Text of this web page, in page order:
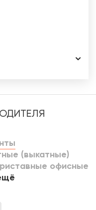
(выкатные)
офисные